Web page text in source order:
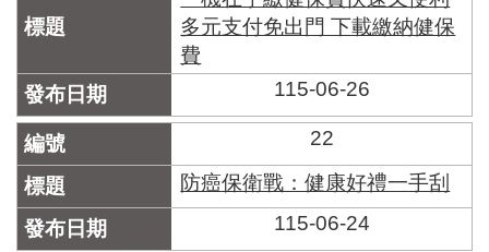
合
檢
系
統
文
化
局
文
化
多元支付免出門 下載繳納健保
費
115-06-26
22
防癌保衛戰：健康好禮一手刮
115-06-24